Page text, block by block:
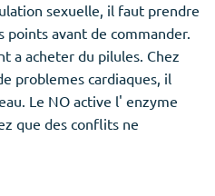
sexuelle, il faut prendre
avant de commander.
a acheter du pilules. Chez
problemes cardiaques, il
Le NO active l' enzyme
que des conflits ne